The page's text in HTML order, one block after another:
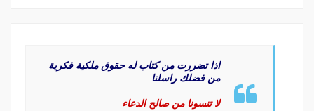
اذا تضررت من كتاب له حقوق ملكية فكرية
من فضلك راسلنا
لا تنسونا من صالح الدعاء